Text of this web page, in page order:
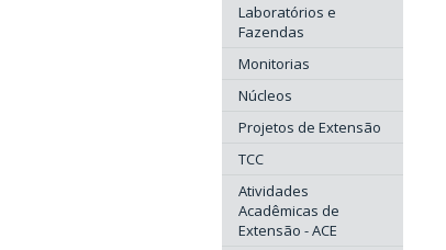
Laboratórios e
Fazendas
Monitorias
Núcleos
Projetos de Extensão
TCC
Atividades
Acadêmicas de
Extensão - ACE